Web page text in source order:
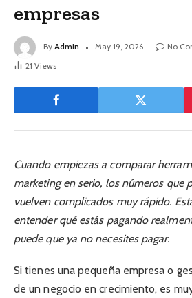
empresas
By Admin May 19, 2026 No
21 Views
Cuando empiezas a comparar
marketing en serio, los números que
vuelven complicados muy rápido.
entender qué estás pagando
puede que ya no necesites pagar.
Si tienes una pequeña empresa o
de un negocio en crecimiento, es